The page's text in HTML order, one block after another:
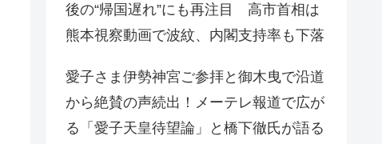
後の“帰国遅れ”にも再注目 高市首相は
熊本視察動画で波紋、内閣支持率も下落
愛子さま伊勢神宮ご参拝と御木曳で沿道
から絶賛の声続出！メーテレ報道で広が
る「愛子天皇待望論」と橋下徹氏が語る